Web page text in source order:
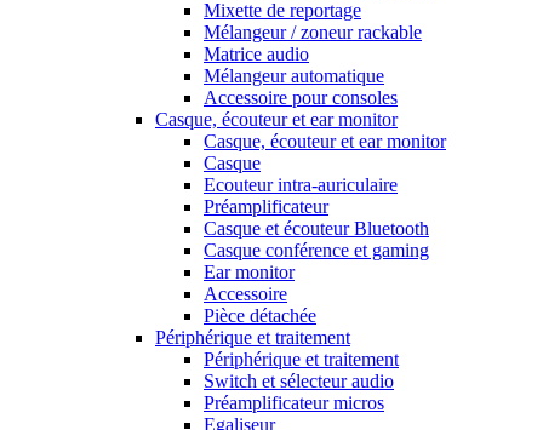
Mixette de reportage
Mélangeur / zoneur rackable
Matrice audio
Mélangeur automatique
Accessoire pour consoles
Casque, écouteur et ear monitor
Casque, écouteur et ear monitor
Casque
Ecouteur intra-auriculaire
Préamplificateur
Casque et écouteur Bluetooth
Casque conférence et gaming
Ear monitor
Accessoire
Pièce détachée
Périphérique et traitement
Périphérique et traitement
Switch et sélecteur audio
Préamplificateur micros
Egaliseur